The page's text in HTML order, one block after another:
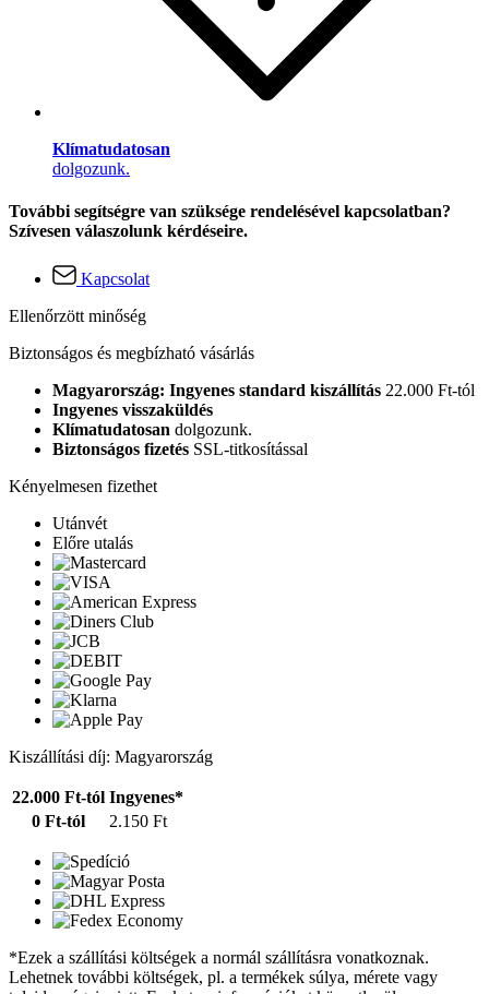
Klímatudatosan
dolgozunk.
További segítségre van szüksége rendelésével kapcsolatban?
Szívesen válaszolunk kérdéseire.
Kapcsolat
Ellenőrzött minőség
Biztonságos és megbízható vásárlás
Magyarország: Ingyenes standard kiszállítás 22.000 Ft-tól
Ingyenes visszaküldés
Klímatudatosan dolgozunk.
Biztonságos fizetés SSL-titkosítással
Kényelmesen fizethet
Utánvét
Előre utalás
Kiszállítási díj: Magyarország
22.000 Ft-tól Ingyenes*
0 Ft-tól
2.150 Ft
*Ezek a szállítási költségek a normál szállításra vonatkoznak.
Lehetnek további költségek, pl. a termékek súlya, mérete vagy